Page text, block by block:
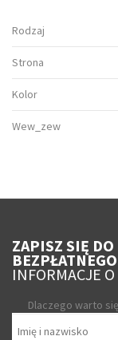
Rodzaj
Strona
Kolor
Wew_zew
ZAPISZ SIĘ DO
INFORMACJE
Dlaczego warto